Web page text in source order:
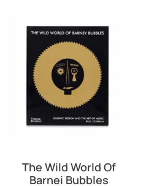
The Wild World Of
Barnei Bubbles